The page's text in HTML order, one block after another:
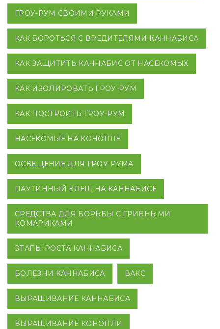
ГРОУ-РУМ СВОИМИ РУКАМИ
КАК БОРОТЬСЯ С ВРЕДИТЕЛЯМИ КАННАБИСА
КАК ЗАЩИТИТЬ КАННАБИС ОТ НАСЕКОМЫХ
КАК ИЗОЛИРОВАТЬ ГРОУ-РУМ
КАК ПОСТРОИТЬ ГРОУ-РУМ
НАСЕКОМЫЕ НА КОНОПЛЕ
ОСВЕЩЕНИЕ ДЛЯ ГРОУ-РУМА
ПАУТИННЫЙ КЛЕЩ НА КАННАБИСЕ
СРЕДСТВА ДЛЯ БОРЬБЫ С ГРИБНЫМИ
КОМАРИКАМИ
ЭТАПЫ РОСТА КАННАБИСА
БОЛЕЗНИ КАННАБИСА ВАКС
ВЫРАЩИВАНИЕ КАННАБИСА
ВЫРАЩИВАНИЕ КОНОПЛИ